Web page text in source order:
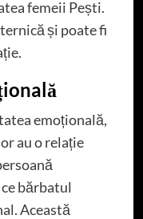
femeii Pești.
și poate fi
emoțională,
au o relație
bărbatul
Această